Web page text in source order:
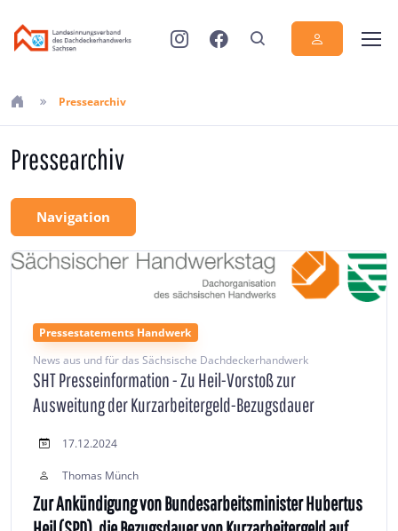
Pressearchiv
Pressearchiv
Navigation
Pressestatements Handwerk
News aus und für das Sächsische Dachdeckerhandwerk
SHT Presseinformation - Zu Heil-Vorstoß zur
Ausweitung der Kurzarbeitergeld-Bezugsdauer
17.12.2024
Thomas Münch
Zur Ankündigung von Bundesarbeitsminister Hubertus